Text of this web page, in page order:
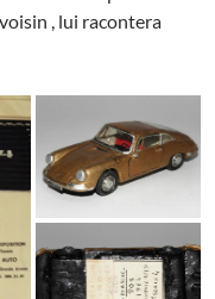
, lui racontera